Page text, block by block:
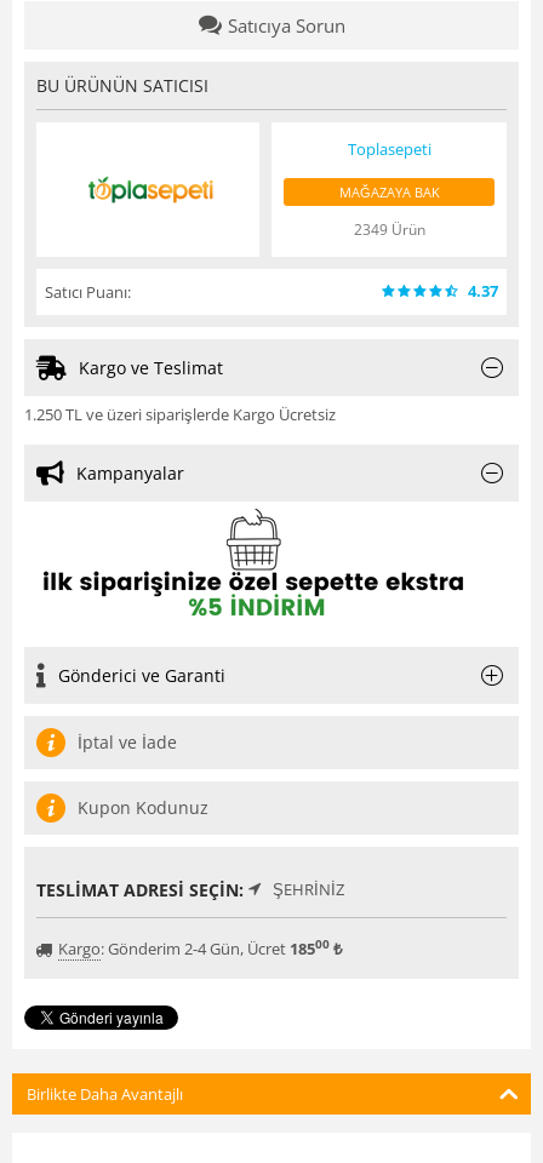
Satıcıya Sorun
BU ÜRÜNÜN SATICISI
Toplasepeti
MAĞAZAYA BAK
2349 Ürün
Satıcı Puanı: 4.37
Kargo ve Teslimat
1.250 TL ve üzeri siparişlerde Kargo Ücretsiz
Kampanyalar
Gönderici ve Garanti
İptal ve İade
Kupon Kodunuz
TESLIMAT ADRESI SEÇIN: ŞEHRINIZ
Kargo:Gönderim 2-4 Gün, Ücret 18500 ₺
Birlikte Daha Avantajlı